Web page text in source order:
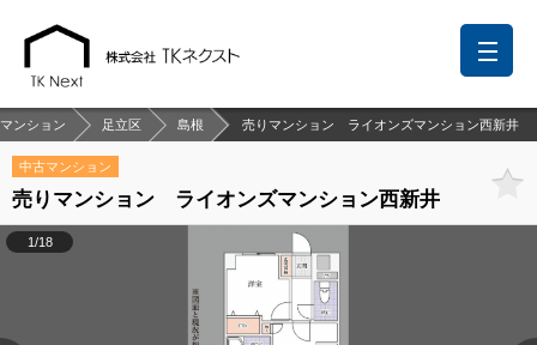
ンション 足立区 島根 売りマンション ライオンズマンション西新井
中古マンション
売りマンション ライオンズマンション西新井
1/18
前回の履歴 検討リスト 保存した検索条件
中国語での対応も可能です
お問い合わせ